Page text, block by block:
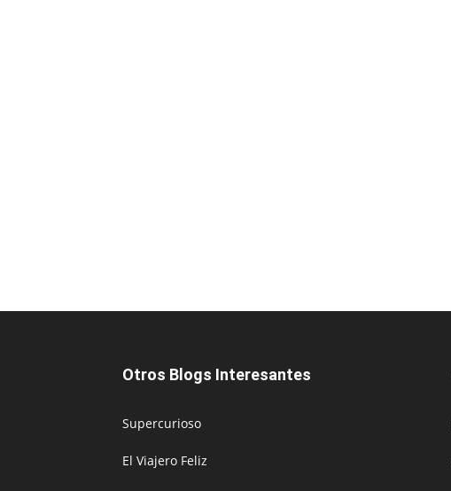
Otros Blogs Interesantes
Supercurioso
El Viajero Feliz